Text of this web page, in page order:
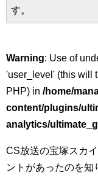
す。
Warning: Use of
'user_level' (this will
PHP) in /home/
content/plugins/
analytics/
CS放送の宝塚スカ
ントがあったのを知